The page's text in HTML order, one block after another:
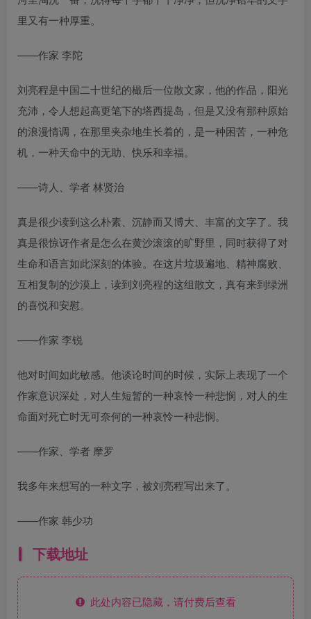
里又有一种厚重。
——作家 李陀
刘亮程是中国二十世纪的樶后一位散文家，他的作品，阳光
充沛，令人想起高更笔下的塔西提岛，但是又没有那种原始
的浪漫情调，在那里夹杂地生长着的，是一种困苦，一种危
机，一种天命中的无助、快乐和幸福。
——诗人、学者 林贤治
真是很少读到这么朴素、沉静而又博大、丰富的文字了。我
真是很惊讶作者是怎么在黄沙滚滚的旷野里，同时获得了对
生命和语言如此深刻的体验。在这片垃圾遍地、精神腐败、
互相复制的沙漠上，读到刘亮程的这组散文，真有来到绿洲
的喜悦和安慰。
——作家 李锐
他对时间如此敏感。他谈论时间的时候，实际上表现了一个
作家意识深处，对人生短暂的一种哀怜一种悲悯，对人的生
命面对死亡时无可奈何的一种哀怜一种悲悯。
——作家、学者 摩罗
我多年来想写的一种文字，被刘亮程写出来了。
——作家 韩少功
下载地址
此处内容已隐藏，请付费后查看